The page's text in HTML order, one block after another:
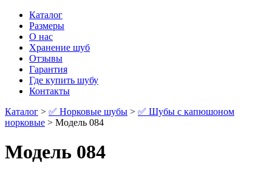
Каталог
Размеры
О нас
Хранение шуб
Отзывы
Гарантия
Где купить шубу
Контакты
Каталог > ✅ Норковые шубы > ✅ Шубы с капюшоном
норковые > Модель 084
Модель 084